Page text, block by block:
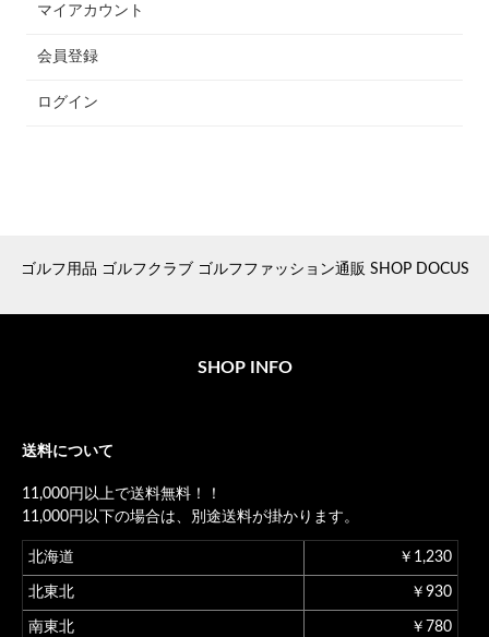
マイアカウント
会員登録
ログイン
ゴルフ用品 ゴルフクラブ ゴルフファッション通販 SHOP DOCUS
SHOP INFO
送料について
11,000円以上で送料無料！！
11,000円以下の場合は、別途送料が掛かります。
北海道 ￥1,230
北東北 ￥930
南東北 ￥780